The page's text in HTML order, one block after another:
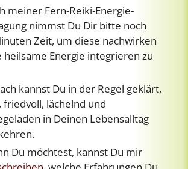
meiner Fern-Reiki-Energie-
nimmst Du Dir bitte noch
Zeit, um diese nachwirken
heilsame Energie integrieren zu
kannst Du in der Regel geklärt,
lächelnd und
in Deinen Lebensalltag
Du möchtest, kannst Du mir